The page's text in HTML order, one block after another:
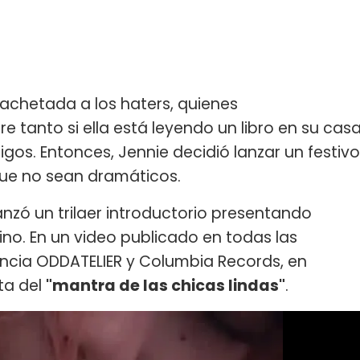
a los haters, quienes
tanto si ella está leyendo un libro en su
Entonces, Jennie decidió lanzar un festivo
no sean dramáticos.
un trilaer introductorio presentando
En un video publicado en todas las
ODDATELIER y Columbia Records, en
del "mantra de las chicas lindas".